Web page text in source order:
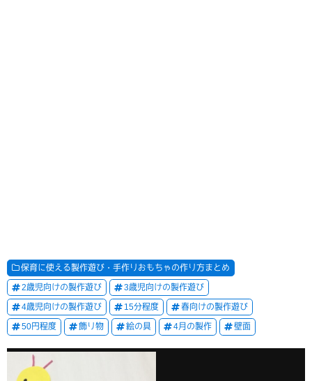
保育に使える製作遊び・手作りおもちゃの作り方まとめ
2歳児向けの製作遊び 3歳児向けの製作遊び
4歳児向けの製作遊び 15分程度 春向けの製作遊び
50円程度 飾り物 絵の具 4月の製作 壁面